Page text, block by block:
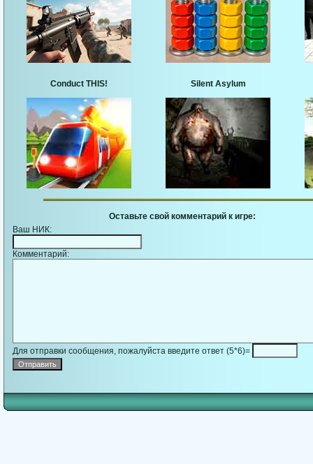
Conduct THIS! Silent Asylum
Оставьте свой комментарий к игре:
Ваш НИК:
Комментарий:
Для отправки сообщения, пожалуйста введите ответ (5*6)=